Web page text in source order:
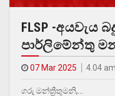
FLSP -අයවැය
පාර්ලිමේන්තු
07 Mar 2025 4.04 am
ගරු මන්ත්‍රීතුමනි,…